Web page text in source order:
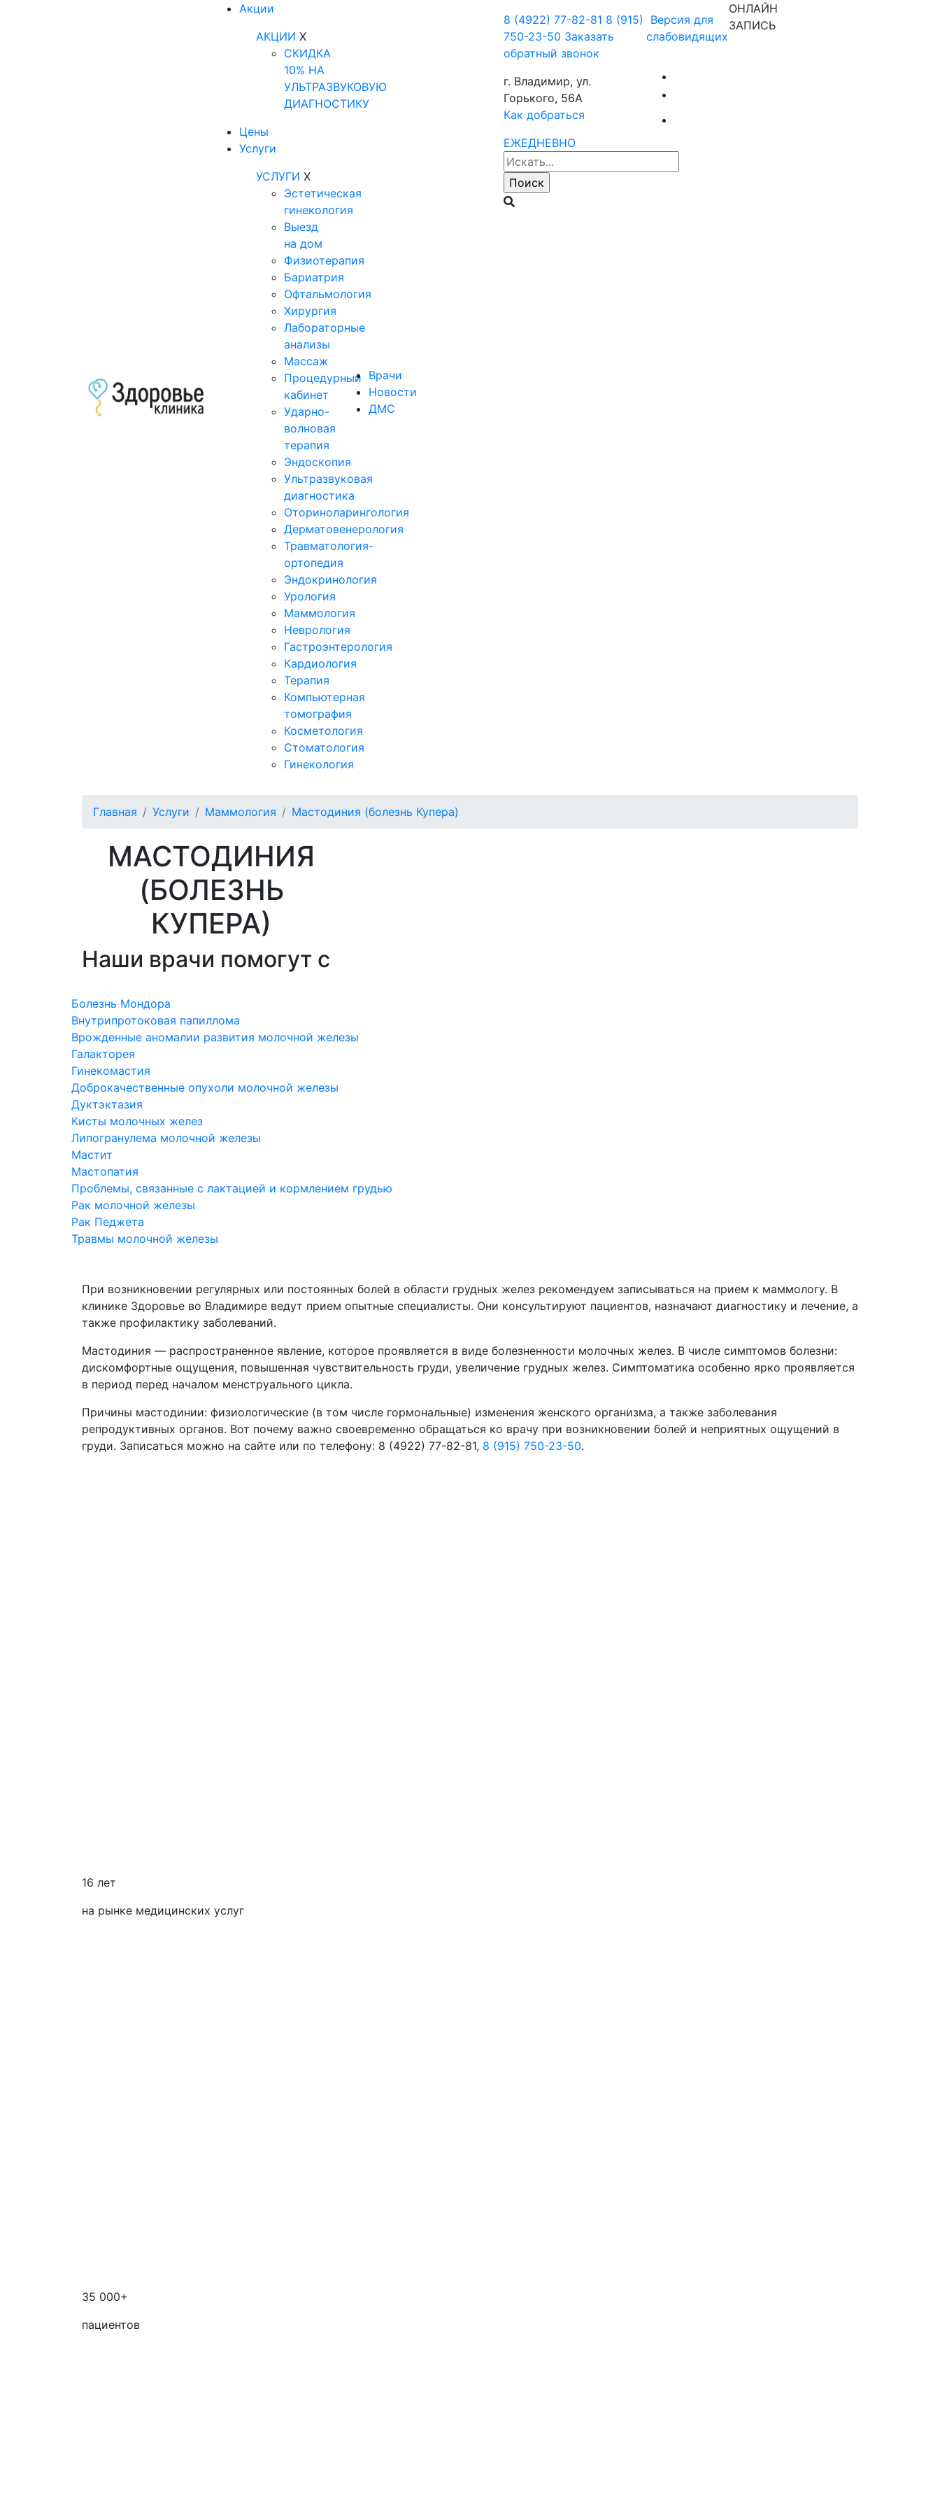
Акции
АКЦИИ X
СКИДКА
10% НА
УЛЬТРАЗВУКОВУЮ
ДИАГНОСТИКУ
Цены
Услуги
УСЛУГИ X
Эстетическая
гинекология
Выезд
на дом
Физиотерапия
Бариатрия
Офтальмология
Хирургия
Лабораторные
анализы
Массаж
Процедурный
кабинет
Ударно-
волновая
терапия
Эндоскопия
Ультразвуковая
диагностика
Оториноларингология
Дерматовенерология
Травматология-
ортопедия
Эндокринология
Урология
Маммология
Неврология
Гастроэнтерология
Кардиология
Терапия
Компьютерная
томография
Косметология
Стоматология
Гинекология
Врачи
Новости
ДМС
8 (4922) 77-82-81 8 (915)
750-23-50 Заказать
обратный звонок
г. Владимир, ул.
Горького, 56А
Как добраться
ЕЖЕДНЕВНО
Версия для
слабовидящих
ОНЛАЙН
ЗАПИСЬ
Главная Услуги Маммология Мастодиния (болезнь Купера)
МАСТОДИНИЯ
(БОЛЕЗНЬ
КУПЕРА)
Наши врачи помогут с
Болезнь Мондора
Внутрипротоковая папиллома
Врожденные аномалии развития молочной железы
Галакторея
Гинекомастия
Доброкачественные опухоли молочной железы
Дуктэктазия
Кисты молочных желез
Липогранулема молочной железы
Мастит
Мастопатия
Проблемы, связанные с лактацией и кормлением грудью
Рак молочной железы
Рак Педжета
Травмы молочной железы
При возникновении регулярных или постоянных болей в области грудных желез рекомендуем записываться на прием к маммологу. В
клинике Здоровье во Владимире ведут прием опытные специалисты. Они консультируют пациентов, назначают диагностику и лечение, а
также профилактику заболеваний.
Мастодиния — распространенное явление, которое проявляется в виде болезненности молочных желез. В числе симптомов болезни:
дискомфортные ощущения, повышенная чувствительность груди, увеличение грудных желез. Симптоматика особенно ярко проявляется
в период перед началом менструального цикла.
Причины мастодинии: физиологические (в том числе гормональные) изменения женского организма, а также заболевания
репродуктивных органов. Вот почему важно своевременно обращаться ко врачу при возникновении болей и неприятных ощущений в
груди. Записаться можно на сайте или по телефону: 8 (4922) 77-82-81, 8 (915) 750-23-50.
16 лет
на рынке медицинских услуг
35 000+
пациентов